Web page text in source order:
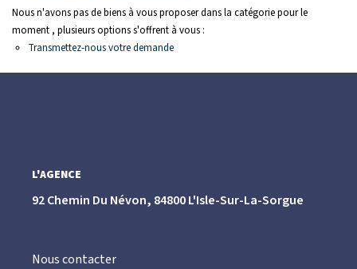
Nous n'avons pas de biens à vous proposer dans la catégorie pour le
moment , plusieurs options s'offrent à vous :
Transmettez-nous votre demande
L'AGENCE
92 Chemin Du Névon, 84800 L'Isle-Sur-La-Sorgue
Nous contacter